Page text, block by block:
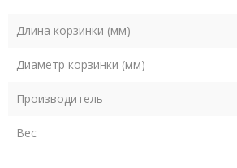
Длина корзинки (мм)
Диаметр корзинки (мм)
Производитель
Вес